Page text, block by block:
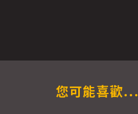
您可能喜歡...